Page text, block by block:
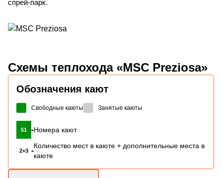
спрей-парк.
Схемы теплохода «MSC Preziosa»
Обозначения кают
Свободные каюты Занятые каюты
51 -Номера кают
2+3 -
Количество мест в каюте + дополнительные места в
каюте